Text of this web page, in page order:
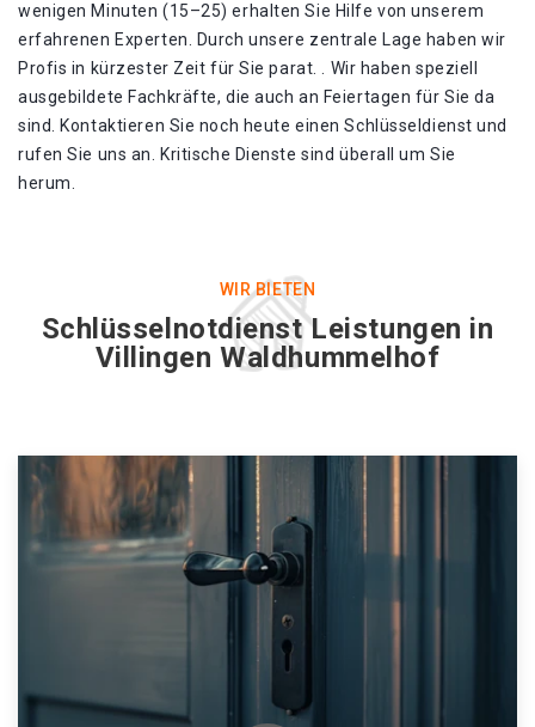
wenigen Minuten (15–25) erhalten Sie Hilfe von unserem
erfahrenen Experten. Durch unsere zentrale Lage haben wir
Profis in kürzester Zeit für Sie parat. . Wir haben speziell
ausgebildete Fachkräfte, die auch an Feiertagen für Sie da
sind. Kontaktieren Sie noch heute einen Schlüsseldienst und
rufen Sie uns an. Kritische Dienste sind überall um Sie
herum.
WIR BIETEN
Schlüsselnotdienst Leistungen in
Villingen Waldhummelhof